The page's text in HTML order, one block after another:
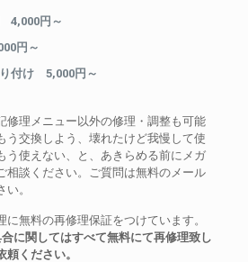
4,000円～
円～
付け 5,000円～
修理メニュー以外の修理・調整も可能
う交換しよう、壊れたけど我慢して使
う使えない、と、あきらめる前にメガ
相談ください。ご質問は無料のメール
。
に無料の再修理保証をつけています。
に関してはすべて無料にて再修理致し
ください。